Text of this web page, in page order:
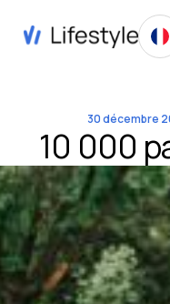
30 décembre
10 000